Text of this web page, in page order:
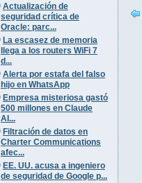
Actualización de
seguridad crítica de
Oracle: parc...
La escasez de memoria
llega a los routers WiFi 7
d...
Alerta por estafa del falso
hijo en WhatsApp
Empresa misteriosa gastó
500 millones en Claude
AI...
Filtración de datos en
Charter Communications
afec...
EE. UU. acusa a ingeniero
de seguridad de Google p...